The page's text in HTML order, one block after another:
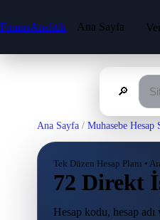
FinansAnalitik Ana Sayfa
🔎
Ana Sayfa / Muhasebe Hesap
Tek Düzen Hesap Planı •
72 Direkt
Hesap kodu, hesap